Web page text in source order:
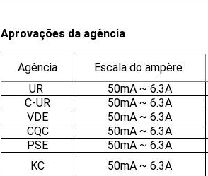
Aprovações da agência
Agência Escala do ampère
UR
50mA ~ 6.3A
C-UR
50mA ~ 6.3A
VDE
50mA ~ 6.3A
CQC
50mA ~ 6.3A
PSE
50mA ~ 6.3A
KC
50mA ~ 6.3A